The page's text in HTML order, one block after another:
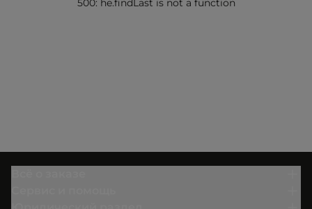
500: he.findLast is not a function